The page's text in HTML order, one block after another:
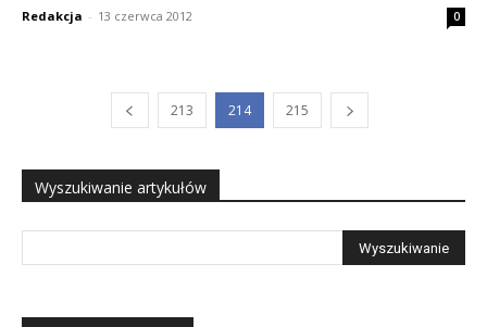
Redakcja - 13 czerwca 2012 0
213 214 215
Wyszukiwanie artykułów